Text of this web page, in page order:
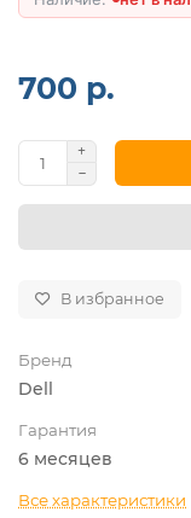
700 р.
В избранное
Бренд
Dell
Гарантия
6 месяцев
Все характеристики